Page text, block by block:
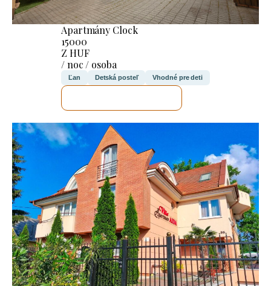
Apartmány Clock
15000
Z HUF
/ noc / osoba
Ľan Detská posteľ Vhodné pre deti